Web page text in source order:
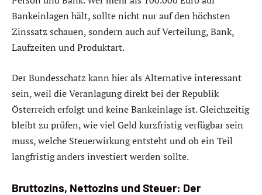
Bankeinlagen hält, sollte nicht nur auf den höchsten
Zinssatz schauen, sondern auch auf Verteilung, Bank,
Laufzeiten und Produktart.
Der Bundesschatz kann hier als Alternative interessant
sein, weil die Veranlagung direkt bei der Republik
Österreich erfolgt und keine Bankeinlage ist. Gleichzeitig
bleibt zu prüfen, wie viel Geld kurzfristig verfügbar sein
muss, welche Steuerwirkung entsteht und ob ein Teil
langfristig anders investiert werden sollte.
Bruttozins, Nettozins und Steuer: Der